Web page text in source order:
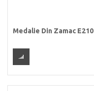
Medalie Din Zamac E210